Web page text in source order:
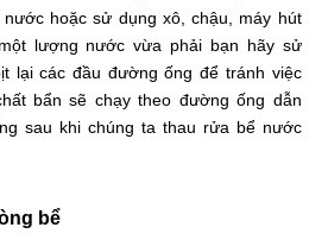
hoặc sử dụng xô, chậu, máy hút
lượng nước vừa phải bạn hãy sử
lại các đầu đường ống để tránh việc
bẩn sẽ chạy theo đường ống dẫn
sau khi chúng ta thau rửa bể nước
bể